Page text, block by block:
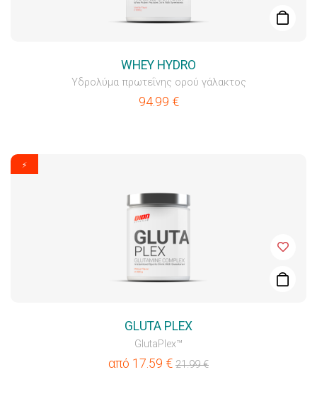
WHEY HYDRO
Υδρολύμα πρωτεΐνης ορού γάλακτος
94.99 €
⚡
GLUTA PLEX
GlutaPlex™
από 17.59 € 21.99€